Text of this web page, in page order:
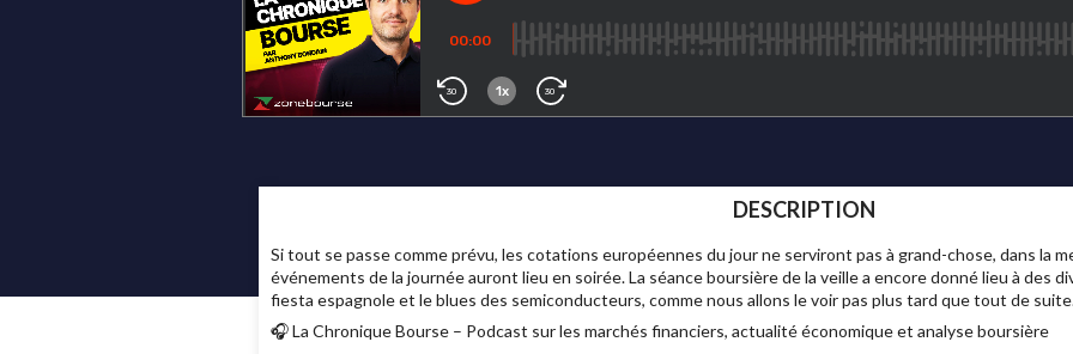
DESCRIPTION
Si tout se passe comme prévu, les cotations européennes du jour ne serviront pas à grand-chose, dans la
événements de la journée auront lieu en soirée. La séance boursière de la veille a encore donné lieu à des
fiesta espagnole et le blues des semiconducteurs, comme nous allons le voir pas plus tard que tout de
🎧 La Chronique Bourse – Podcast sur les marchés financiers, actualité économique et analyse boursière